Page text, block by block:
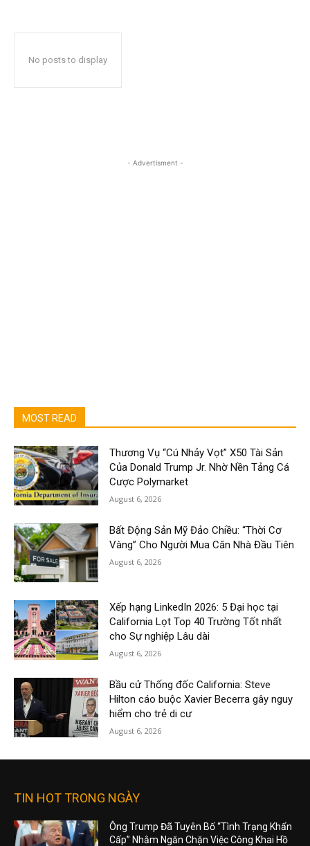
No posts to display
- Advertisment -
MOST READ
Thương Vụ “Cú Nhảy Vọt” X50 Tài Sản
Của Donald Trump Jr. Nhờ Nền Tảng Cá
Cược Polymarket
August 6, 2026
Bất Động Sản Mỹ Đảo Chiều: “Thời Cơ
Vàng” Cho Người Mua Căn Nhà Đầu Tiên
August 6, 2026
Xếp hạng LinkedIn 2026: 5 Đại học tại
California Lọt Top 40 Trường Tốt nhất
cho Sự nghiệp Lâu dài
August 6, 2026
Bầu cử Thống đốc California: Steve
Hilton cáo buộc Xavier Becerra gây nguy
hiểm cho trẻ di cư
August 6, 2026
TIN HOT TRONG NGÀY
Ông Trump Đã Tuyên Bố “Tình Trạng Khẩn
Cấp” Nhằm Ngăn Chặn Việc Công Khai Hồ